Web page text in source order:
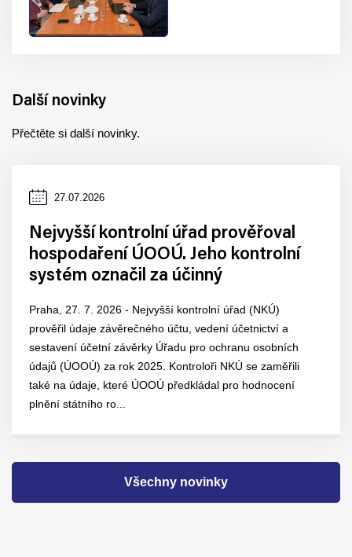
Další novinky
Přečtěte si další novinky.
Datum
27.07.2026
Nejvyšší kontrolní úřad prověřoval
hospodaření ÚOOÚ. Jeho kontrolní
systém označil za účinný
Praha, 27. 7. 2026 - Nejvyšší kontrolní úřad (NKÚ)
prověřil údaje závěrečného účtu, vedení účetnictví a
sestavení účetní závěrky Úřadu pro ochranu osobních
údajů (ÚOOÚ) za rok 2025. Kontroloři NKÚ se zaměřili
také na údaje, které ÚOOÚ předkládal pro hodnocení
plnění státního ro...
Všechny novinky